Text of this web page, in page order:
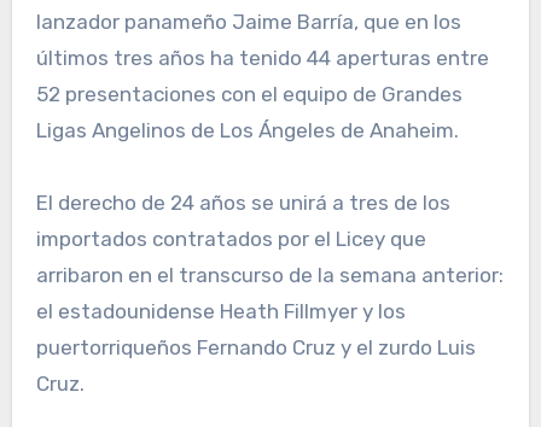
lanzador panameño Jaime Barría, que en los
últimos tres años ha tenido 44 aperturas entre
52 presentaciones con el equipo de Grandes
Ligas Angelinos de Los Ángeles de Anaheim.
El derecho de 24 años se unirá a tres de los
importados contratados por el Licey que
arribaron en el transcurso de la semana anterior:
el estadounidense Heath Fillmyer y los
puertorriqueños Fernando Cruz y el zurdo Luis
Cruz.